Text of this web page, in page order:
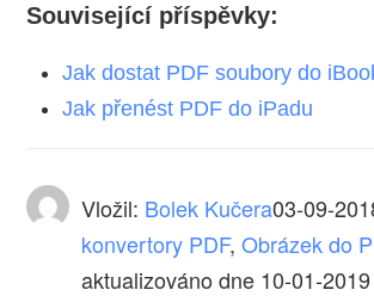
Související příspěvky:
Jak dostat PDF soubory do
Jak přenést PDF do iPadu
Vložil: Bolek Kučera03-09-
konvertory PDF,Obrázek do
aktualizováno dne 10-01-2019